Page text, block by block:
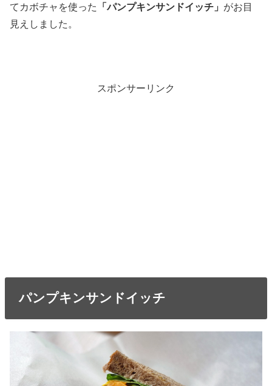
てカボチャを使った
「パンプキンサンドイッチ」 がお目
見えしました。
スポンサーリンク
パンプキンサンドイッチ